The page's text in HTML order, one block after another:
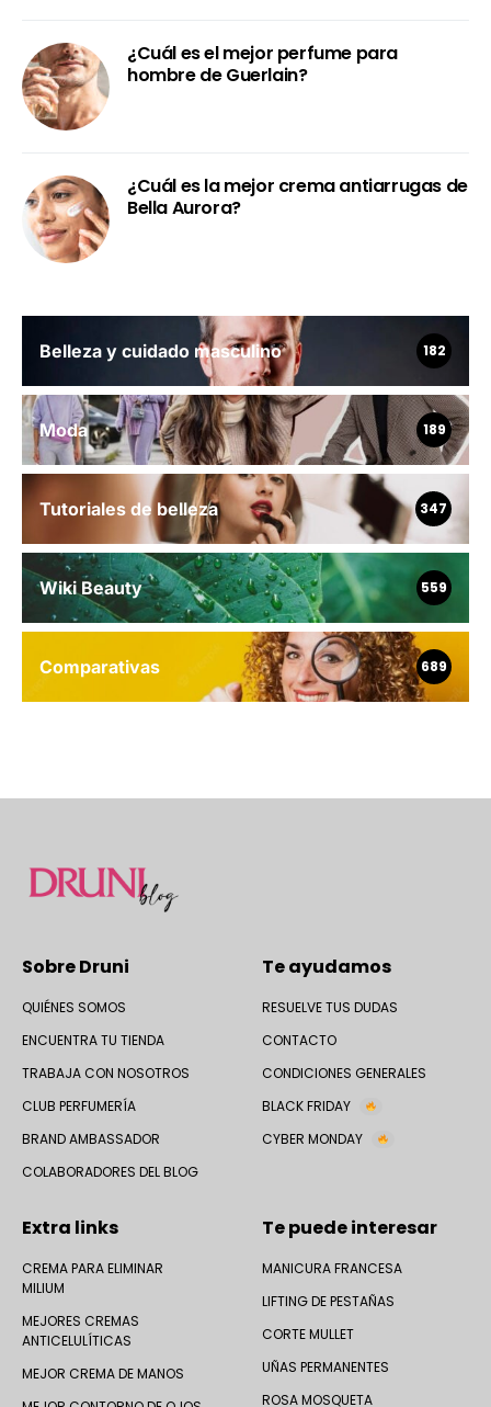
¿Cuál es el mejor perfume para
hombre de Guerlain?
¿Cuál es la mejor crema antiarrugas de
Bella Aurora?
Belleza y cuidado masculino 182
Moda 189
Tutoriales de belleza 347
Wiki Beauty 559
Comparativas 689
Sobre Druni
QUIÉNES SOMOS
ENCUENTRA TU TIENDA
TRABAJA CON NOSOTROS
CLUB PERFUMERÍA
BRAND AMBASSADOR
COLABORADORES DEL BLOG
Te ayudamos
RESUELVE TUS DUDAS
CONTACTO
CONDICIONES GENERALES
BLACK FRIDAY
CYBER MONDAY
Extra links
CREMA PARA ELIMINAR
MILIUM
MEJORES CREMAS
ANTICELULÍTICAS
MEJOR CREMA DE MANOS
Te puede interesar
MANICURA FRANCESA
LIFTING DE PESTAÑAS
CORTE MULLET
UÑAS PERMANENTES
ROSA MOSQUETA